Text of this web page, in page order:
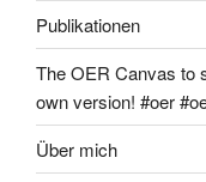
Publikationen
The OER Canvas to
own version! #oer
Über mich